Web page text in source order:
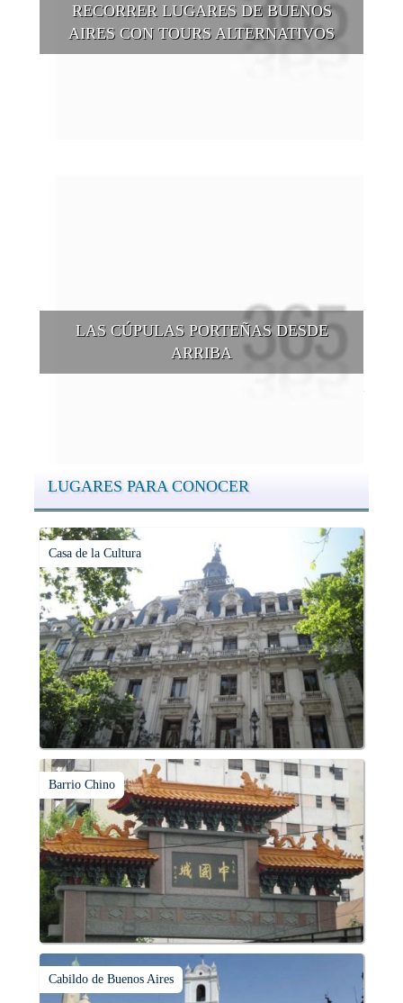
RECORRER LUGARES DE BUENOS
AIRES CON TOURS ALTERNATIVOS
LAS CÚPULAS PORTEÑAS DESDE
ARRIBA
LUGARES PARA CONOCER
Casa de la Cultura
Barrio Chino
Cabildo de Buenos Aires